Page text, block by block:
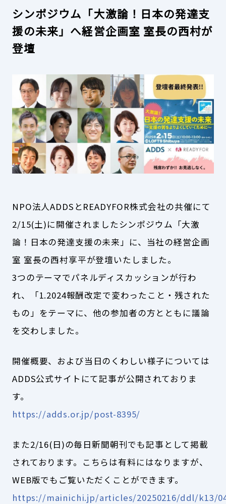
シンポジウム「大激論！日本の発達支
援の未来」へ経営企画室 室長の西村が
登壇
NPO法人ADDSとREADYFOR株式会社の共催にて
2/15(土)に開催されましたシンポジウム「大激
論！日本の発達支援の未来」に、当社の経営企画
室 室長の西村享平が登壇いたしました。
3つのテーマでパネルディスカッションが行わ
れ、「1.2024報酬改定で変わったこと・残された
もの」をテーマに、他の参加者の方とともに議論
を交わしました。
開催概要、および当日のくわしい様子については
ADDS公式サイトにて記事が公開されておりま
す。
https://adds.or.jp/post-8395/
また2/16(日)の毎日新聞朝刊でも記事として掲載
されております。
こちらは有料にはなりますが、
WEB版でもご覧いただくことができます。
https://mainichi.jp/articles/20250216/ddl/k13/